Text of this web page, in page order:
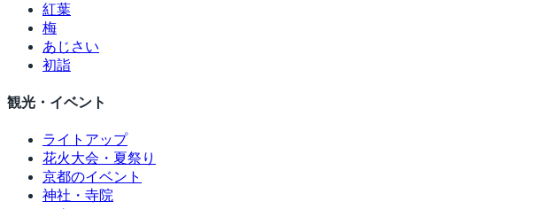
紅葉
梅
あじさい
初詣
観光・イベント
ライトアップ
花火大会・夏祭り
京都のイベント
神社・寺院